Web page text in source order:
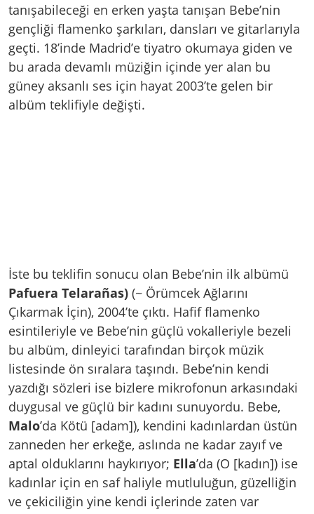
tanışabileceği en erken yaşta tanışan Bebe’nin
gençliği flamenko şarkıları, dansları ve gitarlarıyla
geçti. 18’inde Madrid’e tiyatro okumaya giden ve
bu arada devamlı müziğin içinde yer alan bu
güney aksanlı ses için hayat 2003’te gelen bir
albüm teklifiyle değişti.
İste bu teklifin sonucu olan Bebe’nin ilk albümü
Pafuera Telarañas) (~ Örümcek Ağlarını
Çıkarmak İçin), 2004’te çıktı. Hafif flamenko
esintileriyle ve Bebe’nin güçlü vokalleriyle bezeli
bu albüm, dinleyici tarafından birçok müzik
listesinde ön sıralara taşındı. Bebe’nin kendi
yazdığı sözleri ise bizlere mikrofonun arkasındaki
duygusal ve güçlü bir kadını sunuyordu. Bebe,
Malo’da Kötü [adam]), kendini kadınlardan üstün
zanneden her erkeğe, aslında ne kadar zayıf ve
aptal olduklarını haykırıyor; Ella’da (O [kadın]) ise
kadınlar için en saf haliyle mutluluğun, güzelliğin
ve çekiciliğin yine kendi içlerinde zaten var